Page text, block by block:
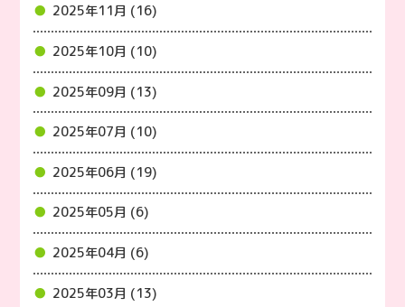
2025年11月 (16)
2025年10月 (10)
2025年09月 (13)
2025年07月 (10)
2025年06月 (19)
2025年05月 (6)
2025年04月 (6)
2025年03月 (13)